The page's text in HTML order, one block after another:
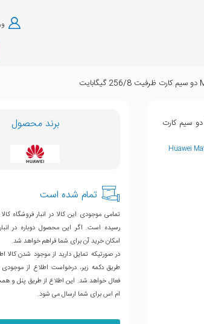
گوشی موبایل هوآوی مدل Mate 40 Pro 5G NOH-NX9 دو سیم کارت
Huawei
برند محصول
تمام شده است
تمامی موجودی این کالا در انبار فروشگاه
رسیده است. اگر این محصول دوباره در
امکان خرید آن برای شما فراهم خواهد شد.
در صورتیکه تمایل دارید از موجود شدن کالا
طریق دکمه زیر، درخواست اطلاع از
فعال خواهد شد. این اطلاع از طریق پنل و
ام اس برای شما ارسال می شود.